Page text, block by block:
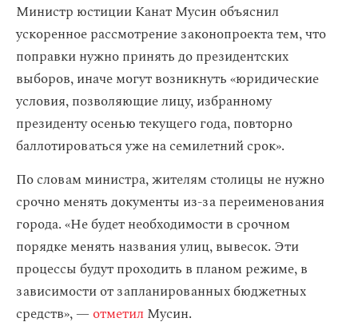
Министр юстиции Канат Мусин объяснил
ускоренное рассмотрение законопроекта тем, что
поправки нужно принять до президентских
выборов, иначе могут возникнуть «юридические
условия, позволяющие лицу, избранному
президенту осенью текущего года, повторно
баллотироваться уже на семилетний срок».
По словам министра, жителям столицы не нужно
срочно менять документы из-за переименования
города. «Не будет необходимости в срочном
порядке менять названия улиц, вывесок. Эти
процессы будут проходить в планом режиме, в
зависимости от запланированных бюджетных
средств», —отметил Мусин.